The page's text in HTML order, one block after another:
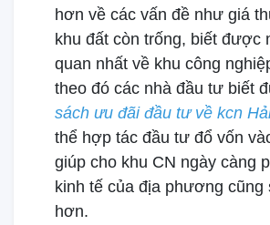
hơn về các vấn đề như giá
khu đất còn trống, biết được
quan nhất về khu công
theo đó các nhà đầu tư biết
sách ưu đãi đầu tư về kcn
thể hợp tác đầu tư đổ vốn
giúp cho khu CN ngày càng
kinh tế của địa phương cũng
hơn.